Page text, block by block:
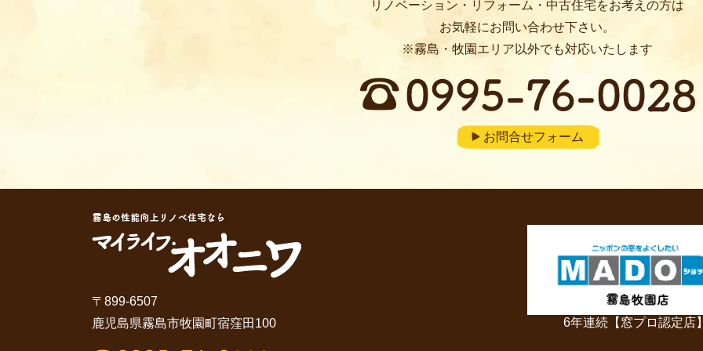
リノベーション・リフォーム・中古住宅をお考えの方は
お気軽にお問い合わせ下さい。
※霧島・牧園エリア以外でも対応いたします
お問合せフォーム
〒899-6507
鹿児島県霧島市牧園町宿窪田100
6年連続【窓プロ認定店